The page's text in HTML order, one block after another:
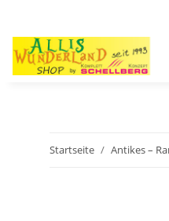
Startseite Antikes –